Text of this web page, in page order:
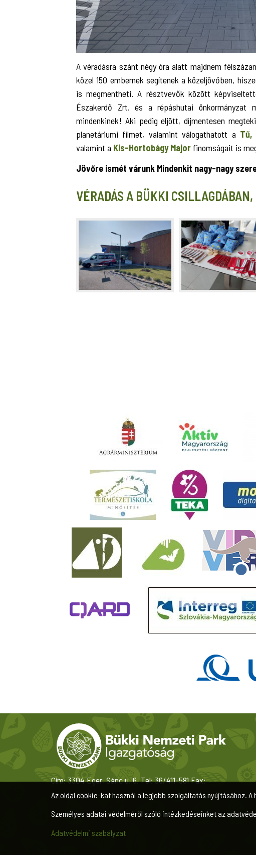
A véradásra szánt négy óra alatt majdnem
közel 150 embernek segítenek a közeljövőben,
is megmentheti. A résztvevők között
Északerdő Zrt. és a répáshutai önkormányzat
mindenkinek! Aki pedig eljött, díjmentesen
planetáriumi filmet, valamint válogathatott a Tű,
valamint a Kis-Hortobágy Major finomságait is
Jövőre ismét várunk Mindenkit nagy-nagy
VÉRADÁS A BÜKKI
Cím: 3304 Eger, Sánc u. 6. Tel: 36/411-581 Fax:
36/412-791
Az oldal cookie-kat használ a legjobb szolgáltatás nyújtásához.
Személyes adatai védelméről szóló intézkedéseinket az
Adatvédelmi szabályzat